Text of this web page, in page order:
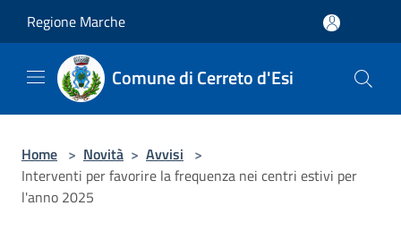
Regione Marche
Comune di Cerreto d'Esi
Home > Novità > Avvisi >
Interventi per favorire la frequenza nei centri estivi per
l'anno 2025